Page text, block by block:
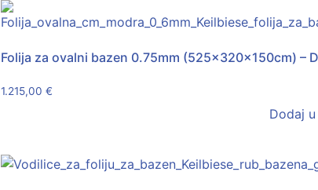
Folija za ovalni bazen 0.75mm (525x320x150cm) –
1.215,00 €
Dodaj